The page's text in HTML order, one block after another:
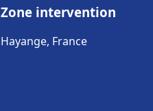
Zone intervention
Hayange, France